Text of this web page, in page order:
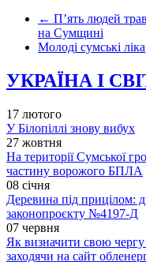
← Пʼять людей
на Сумщині
Молоді сумські
УКРАЇНА І
17 лютого
У Білопіллі знову вибух
27 жовтня
На території Сумської
частину ворожого БПЛА
08 січня
Деревина під прицілом:
законопроєкту №4197-Д
07 червня
Як визначити свою чергу
заходячи на сайт